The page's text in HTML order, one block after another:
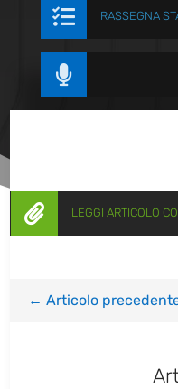
 RASSEGNA

 LEGGI ARTICOLO
←Articolo